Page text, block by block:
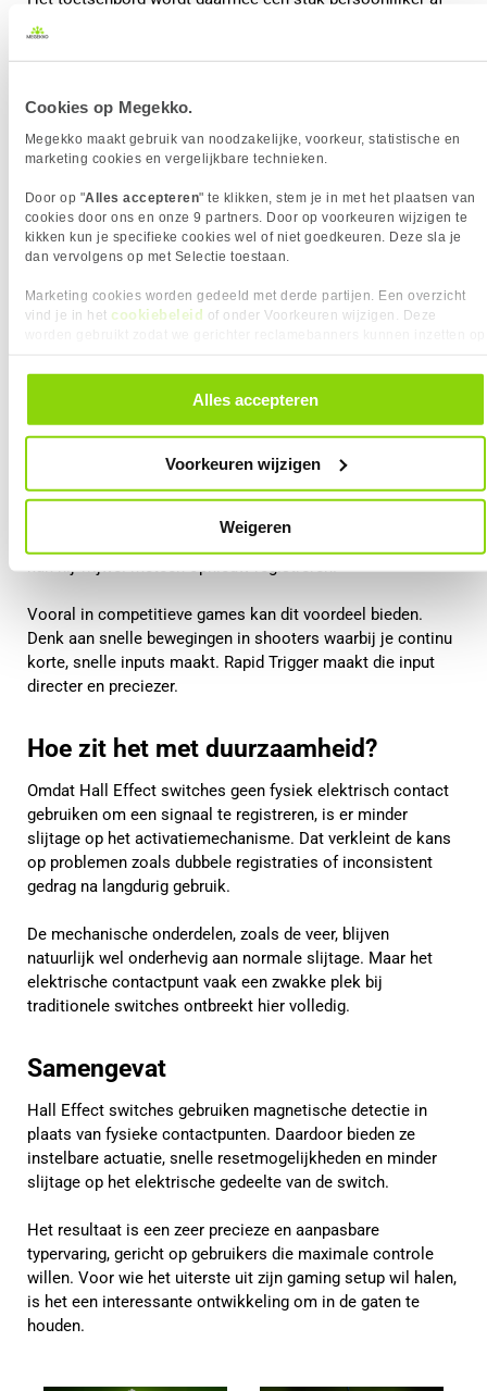
Cookies op Megekko.
Megekko maakt gebruik van noodzakelijke, voorkeur, statistische en
marketing cookies en vergelijkbare technieken.
Door op "Alles accepteren" te klikken, stem je in met het plaatsen van
cookies door ons en onze 9 partners. Door op voorkeuren wijzigen te
kikken kun je specifieke cookies wel of niet goedkeuren. Deze sla je
dan vervolgens op met Selectie toestaan.
Marketing cookies worden gedeeld met derde partijen. Een overzicht
vind je in het cookiebeleid of onder Voorkeuren wijzigen. Deze
alle cookies. Je kunt je gegeven toestemming altijd intrekken, dit doe je
door in de footer van onze website te klikken op ‘Cookievoorkeuren’
Alles accepteren
Voorkeuren wijzigen
Weigeren
te stellen.
Een andere term die vaak samen met Hall Effect switches
wordt genoemd, is Rapid Trigger.
Normaal gesproken moet een toets eerst een bepaalde
afstand terugveren voordat hij opnieuw geactiveerd kan
worden. Bij Rapid Trigger wordt de toets direct
gedeactiveerd zodra je hem ook maar iets loslaat. Hierdoor
Vooral in competitieve games kan dit voordeel bieden.
Denk aan snelle bewegingen in shooters waarbij je continu
korte, snelle inputs maakt. Rapid Trigger maakt die input
directer en preciezer.
Hoe zit het met duurzaamheid?
Omdat Hall Effect switches geen fysiek elektrisch contact
gebruiken om een signaal te registreren, is er minder
slijtage op het activatiemechanisme. Dat verkleint de kans
op problemen zoals dubbele registraties of inconsistent
gedrag na langdurig gebruik.
De mechanische onderdelen, zoals de veer, blijven
natuurlijk wel onderhevig aan normale slijtage. Maar het
elektrische contactpunt vaak een zwakke plek bij
traditionele switches ontbreekt hier volledig.
Samengevat
Hall Effect switches gebruiken magnetische detectie in
plaats van fysieke contactpunten. Daardoor bieden ze
instelbare actuatie, snelle resetmogelijkheden en minder
slijtage op het elektrische gedeelte van de switch.
Het resultaat is een zeer precieze en aanpasbare
typervaring, gericht op gebruikers die maximale controle
willen. Voor wie het uiterste uit zijn gaming setup wil halen,
is het een interessante ontwikkeling om in de gaten te
houden.